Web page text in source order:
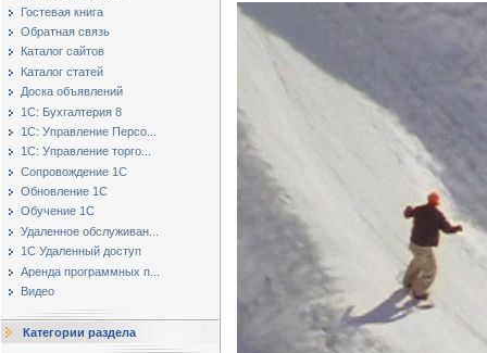
Гостевая книга
Обратная связь
Каталог сайтов
Каталог статей
Доска объявлений
1С: Бухгалтерия 8
1С: Управление Персо...
1С: Управление торго...
Сопровождение 1С
Обновление 1С
Обучение 1С
Удаленное обслуживан...
1С Удаленный доступ
Аренда программных п...
Видео
Категории раздела